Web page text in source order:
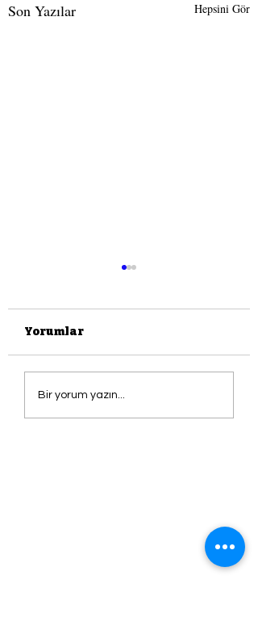
Son Yazılar Hepsini Gör
DUYGUSUDUR
SANAT
Yorumlar
Bir yorum yazın...